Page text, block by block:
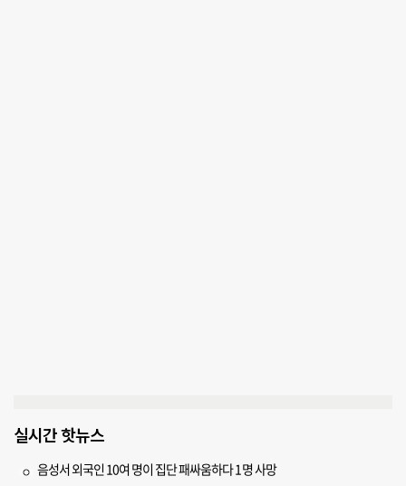
실시간 핫뉴스
음성서 외국인 10여 명이 집단 패싸움하다 1명 사망